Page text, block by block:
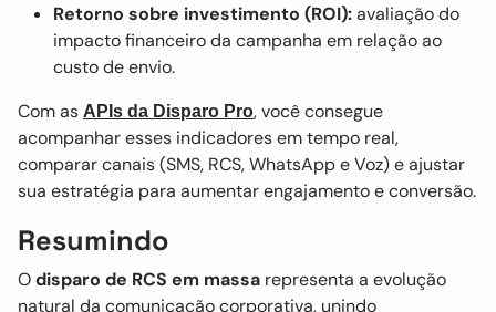
Retorno sobre investimento (ROI):avaliação do
impacto financeiro da campanha em relação ao
custo de envio.
Com as APIs da Disparo Pro, você consegue
acompanhar esses indicadores em tempo real,
comparar canais (SMS, RCS, WhatsApp e Voz) e ajustar
sua estratégia para aumentar engajamento e conversão.
Resumindo
Odisparo de RCS em massa representa a evolução
natural da comunicação corporativa, unindo